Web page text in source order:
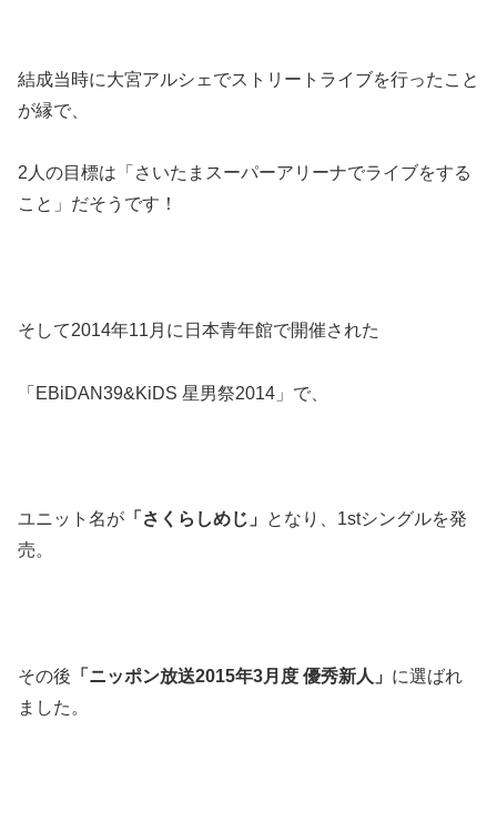
結成当時に大宮アルシェでストリートライブを行ったこと
が縁で、
2人の目標は「さいたまスーパーアリーナでライブをする
こと」だそうです！
そして2014年11月に日本青年館で開催された
「EBiDAN39&KiDS 星男祭2014」で、
ユニット名が 「さくらしめじ」
となり、1stシングルを発
売。
その後 「ニッポン放送2015年3月度 優秀新人」 に選ばれ
ました。